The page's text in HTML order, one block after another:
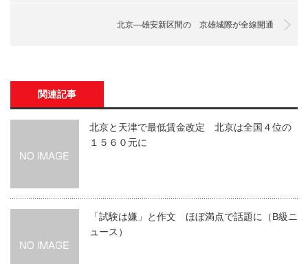
北京―雄安新区間の 京雄城際が全線開通
関連記事
北京と天津で最低賃金改定 北京は全国４位の
１５６０元に
「試験は嫌」と作文 ほぼ満点で話題に（B級ニ
ュース）